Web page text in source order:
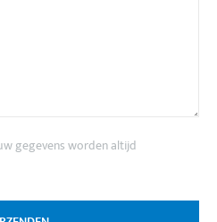
gegevens worden altijd